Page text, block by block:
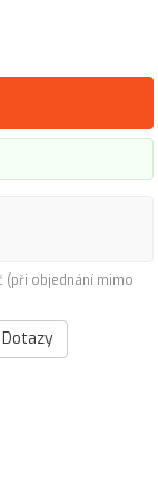
(při objednání mimo
Dotazy